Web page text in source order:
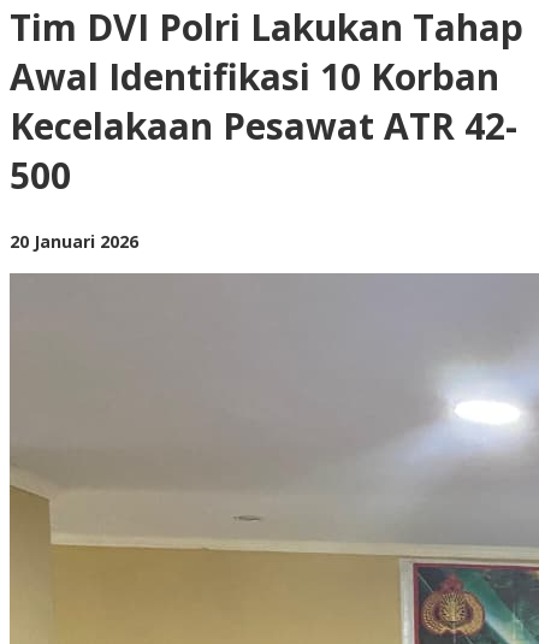
Lakukan
Awal
Identifikasi
10
Korban
Tim DVI Polri Lakukan Tahap
Awal Identifikasi 10 Korban
Kecelakaan Pesawat ATR 42-
500
20 Januari 2026oleh